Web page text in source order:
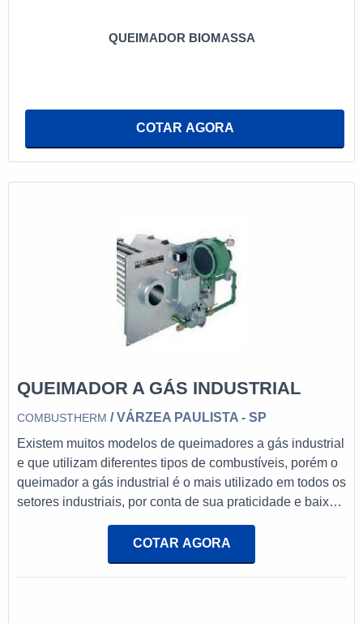
QUEIMADOR BIOMASSA
COTAR AGORA
QUEIMADOR A GÁS INDUSTRIAL
COMBUSTHERM / VÁRZEA PAULISTA - SP
Existem muitos modelos de queimadores a gás industrial
e que utilizam diferentes tipos de combustíveis, porém o
queimador a gás industrial é o mais utilizado em todos os
setores industriais, por conta de sua praticidade e baixo
aquecimento de ar, de imersão e
infravermelho.Diversidade de modelos presentes no
mercadoSão diversos tipos de peças e sistemas que
COTAR AGORA